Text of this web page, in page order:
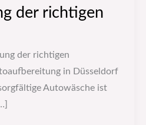
der richtigen
der richtigen
in Düsseldorf
Autowäsche ist